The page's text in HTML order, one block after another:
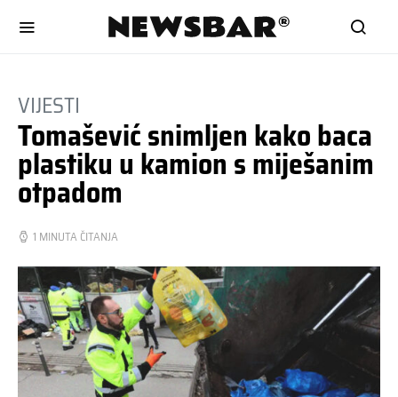
VIJESTI
Tomašević snimljen kako baca
plastiku u kamion s miješanim
otpadom
1 MINUTA ČITANJA